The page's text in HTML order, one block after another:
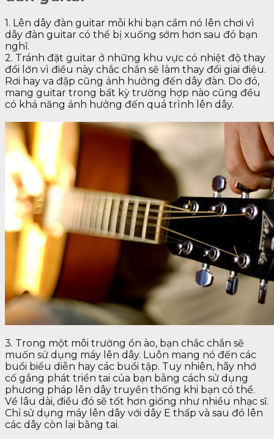
1. Lên dây đàn guitar mỗi khi bạn cầm nó lên chơi vì
dây đàn guitar có thể bị xuống sớm hơn sau đó bạn
nghĩ.
2. Tránh đặt guitar ở những khu vực có nhiệt độ thay
đổi lớn vì điều này chắc chắn sẽ làm thay đổi giai điệu.
Rơi hay va đập cũng ảnh hưởng đến dây đàn. Do đó,
mang guitar trong bất kỳ trường hợp nào cũng đều
có khả năng ảnh hưởng đến quá trình lên dây.
3. Trong một môi trường ồn ào, bạn chắc chắn sẽ
muốn sử dụng máy lên dây. Luôn mang nó đến các
buổi biểu diễn hay các buổi tập. Tuy nhiên, hãy nhớ
cố gắng phát triển tai của bạn bằng cách sử dụng
phương pháp lên dây truyền thống khi bạn có thể.
Về lâu dài, điều đó sẽ tốt hơn giống như nhiều nhạc sĩ.
Chỉ sử dụng máy lên dây với dây E thấp và sau đó lên
các dây còn lại bằng tai.